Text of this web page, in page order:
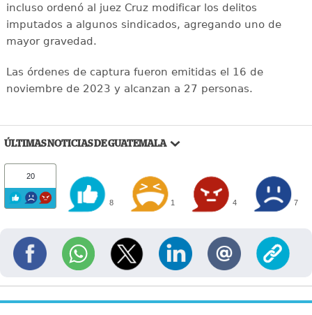
incluso ordenó al juez Cruz modificar los delitos
imputados a algunos sindicados, agregando uno de
mayor gravedad.
Las órdenes de captura fueron emitidas el 16 de
noviembre de 2023 y alcanzan a 27 personas.
ÚLTIMAS NOTICIAS DE GUATEMALA
20
8 1 4 7